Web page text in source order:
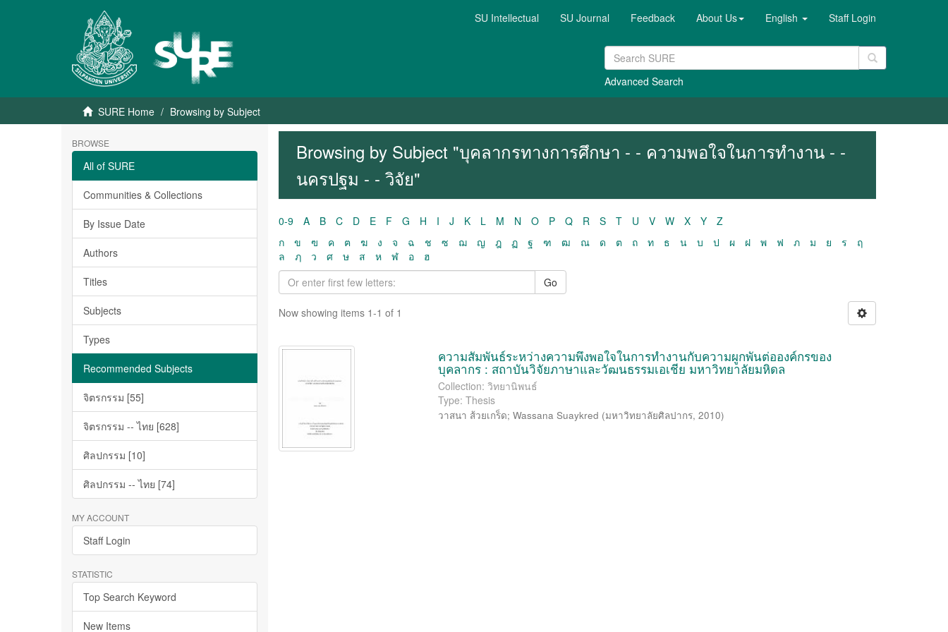
SU Intellectual SU Journal Feedback About Us English Staff Login
Advanced Search
SURE Home Browsing by Subject
BROWSE
All of SURE
Communities & Collections
By Issue Date
Authors
Titles
Subjects
Types
Recommended Subjects
จิตรกรรม [55]
จิตรกรรม -- ไทย [628]
ศิลปกรรม [10]
ศิลปกรรม -- ไทย [74]
MY ACCOUNT
Staff Login
STATISTIC
Top Search Keyword
New Items
Browsing by Subject "บุคลากรทางการศึกษา - - ความพอใจในการทำงาน - -
นครปฐม - - วิจัย"
0-9 A B C D E F G H I J K L M N O P Q R S T U V W X Y
Z
ก
ข ฃ ค ฅ ฆ ง จ ฉ ช ซ ฌ ญ ฎ ฏ ฐ ฑ ฒ ณ ด ต ถ ท ธ น บ ป ผ ฝ พ ฟ ภ ม ย ร
ฤ
ล
ฦ ว ศ ษ ส ห ฬ อ
ฮ
Go
Now showing items 1-1 of 1
ความสัมพันธ์ระหว่างความพึงพอใจในการทำงานกับความผูกพันต่อองค์กรของ
บุคลากร : สถาบันวิจัยภาษาและวัฒนธรรมเอเชีย มหาวิทยาลัยมหิดล
Collection: วิทยานิพนธ์
Type: Thesis
วาสนา ส้วยเกร็ด;Wassana Suaykred (มหาวิทยาลัยศิลปากร,2010)